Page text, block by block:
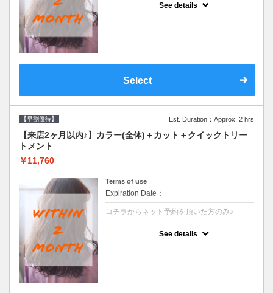
See details
Select
【早割優待】 Est. Duration：Approx. 2 hrs
【来店2ヶ月以内♪】カラー(全体)＋カット＋クイックトリー
トメント
￥11,760
Terms of use
Expiration Date：
コチラからネット予約を頂いた方のみ♪
See details